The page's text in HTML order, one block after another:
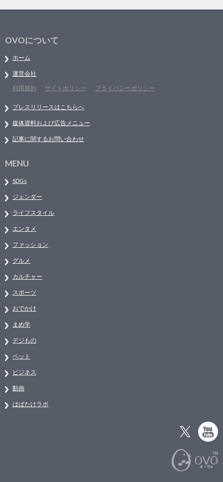
OVOについて
ホーム
運営会社
利用規約
サイトポリシー プライバシーポリシー
プレスリリースはこちらへ
媒体資料および広告メニュー
記事に関するお問い合わせ
MENU
SDGs
ジェンダー
ライフスタイル
エンタメ
ファッション
グルメ
カルチャー
スポーツ
おでかけ
まめ学
デジもの
ペット
ビジネス
動画
はばたけラボ